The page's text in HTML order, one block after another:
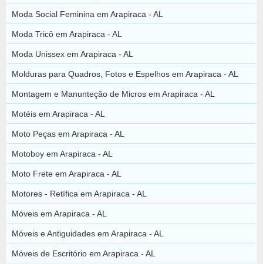
Moda Social Feminina em Arapiraca - AL
Moda Tricô em Arapiraca - AL
Moda Unissex em Arapiraca - AL
Molduras para Quadros, Fotos e Espelhos em Arapiraca - AL
Montagem e Manunteção de Micros em Arapiraca - AL
Motéis em Arapiraca - AL
Moto Peças em Arapiraca - AL
Motoboy em Arapiraca - AL
Moto Frete em Arapiraca - AL
Motores - Retífica em Arapiraca - AL
Móveis em Arapiraca - AL
Móveis e Antiguidades em Arapiraca - AL
Móveis de Escritório em Arapiraca - AL